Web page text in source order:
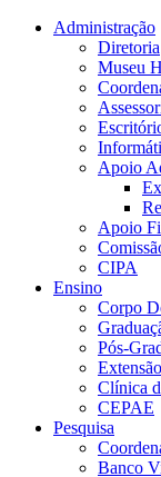
Conteúdo principal
Administração
Diretoria
Museu
Apoio
Apoio
CIPA
Ensino
Corpo
Pós-
Clínica
CEPAE
Pesquisa
Banco